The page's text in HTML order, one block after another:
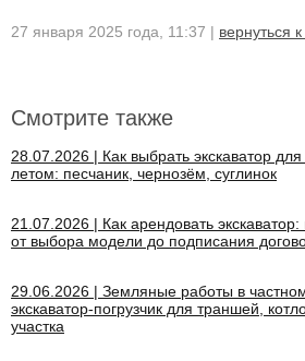
27 января 2025 года, 11:37 | вернуться
Смотрите также
28.07.2026 | Как выбрать экскаватор
летом: песчаник, чернозём, суглинок
21.07.2026 | Как арендовать
от выбора модели до подписания
29.06.2026 | Земляные работы в
экскаватор‑погрузчик для траншей,
участка